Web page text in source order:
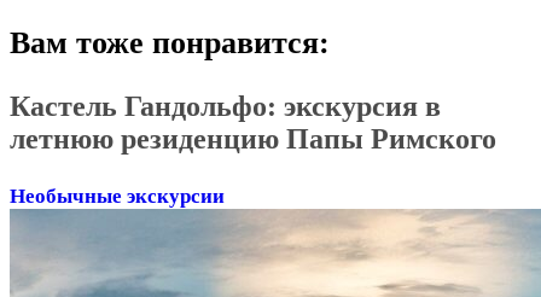
Вам тоже понравится:
Кастель Гандольфо: экскурсия в
летнюю резиденцию Папы Римского
Необычные экскурсии